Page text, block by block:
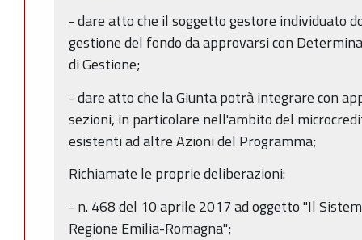
- dare atto che il soggetto gestore individuato
gestione del fondo da approvarsi con
di Gestione;
- dare atto che la Giunta potrà integrare con
sezioni, in particolare nell'ambito del
esistenti ad altre Azioni del Programma;
Richiamate le proprie deliberazioni:
- n. 468 del 10 aprile 2017 ad oggetto "Il
Regione Emilia-Romagna";